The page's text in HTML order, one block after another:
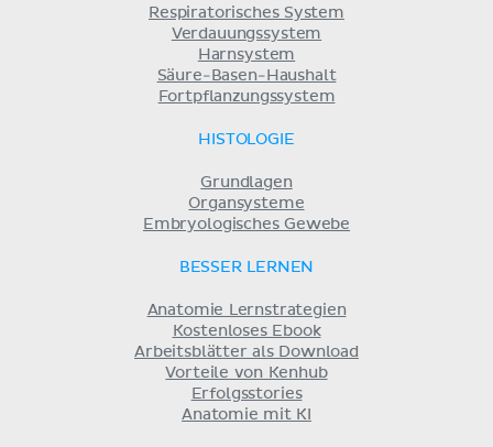
Respiratorisches System
Verdauungssystem
Harnsystem
Säure-Basen-Haushalt
Fortpflanzungssystem
HISTOLOGIE
Grundlagen
Organsysteme
Embryologisches Gewebe
BESSER LERNEN
Anatomie Lernstrategien
Kostenloses Ebook
Arbeitsblätter als Download
Vorteile von Kenhub
Erfolgsstories
Anatomie mit KI